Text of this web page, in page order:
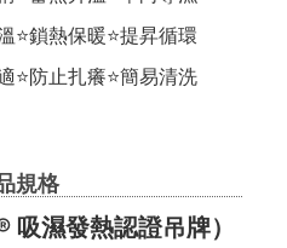
⭐鎖熱保暖⭐提昇循環
⭐防止扎癢⭐簡易清洗
規格
吸濕發熱認證吊牌）